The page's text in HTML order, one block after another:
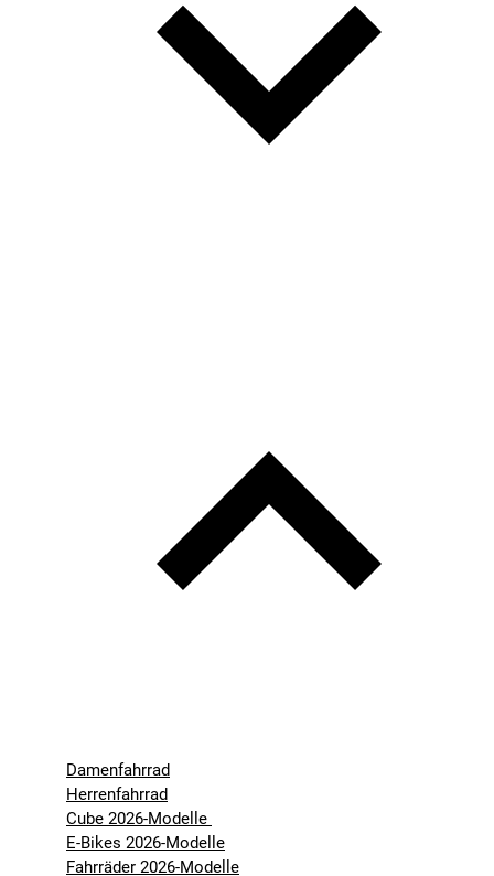
Damenfahrrad
Herrenfahrrad
Cube 2026-Modelle
E-Bikes 2026-Modelle
Fahrräder 2026-Modelle